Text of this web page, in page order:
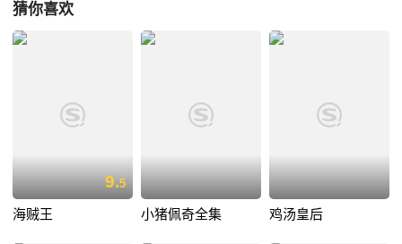
猜你喜欢
9.5
海贼王 小猪佩奇全集 鸡汤皇后